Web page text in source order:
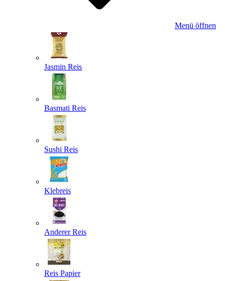
Menü öffnen
Jasmin Reis
Basmati Reis
Sushi Reis
Klebreis
Anderer Reis
Reis Papier